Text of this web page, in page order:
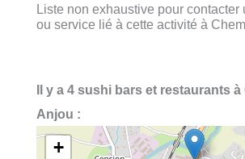
Liste non exhaustive pour contacter
ou service lié à cette activité à
Il y a 4 sushi bars et restaurants à
Anjou :
+